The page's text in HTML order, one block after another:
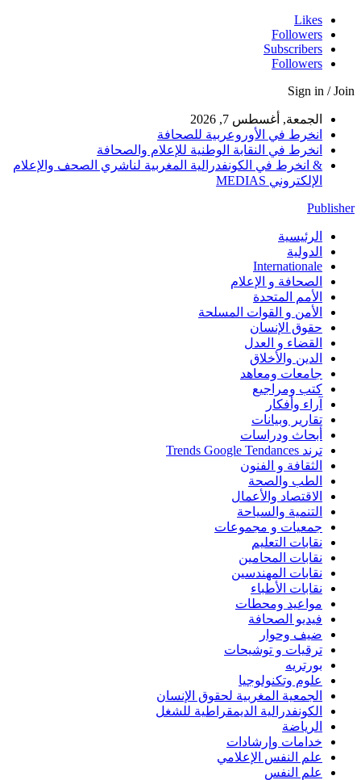
Likes
Followers
Subscribers
Followers
Sign in / Join
الجمعة, أغسطس 7, 2026
انخرط في الأوروعربية للصحافة
انخرط في النقابة الوطنية للإعلام والصحافة
& انخرط في الكونفدرالية المغربية لناشري الصحف والإعلام
الإلكتروني MEDIAS
Publisher
الرئيسية
الدولية
Internationale
الصحافة و الإعلام
الأمم المتحدة
الأمن و القوات المسلحة
حقوق الإنسان
القضاء و العدل
الدين والأخلاق
جامعات ومعاهد
كتب ومراجيع
آراء وأفكار
تقارير وبيانات
أبحاث ودراسات
ترند Trends Google Tendances
الثقافة و الفنون
الطب والصحة
الاقتصاد والأعمال
التنمية والسياحة
جمعيات و مجموعات
نقابات التعليم
نقابات المحامين
نقابات المهندسين
نقابات الأطباء
مواعيد ومحطات
فيديو الصحافة
ضيف وحوار
ترقيات و توشيحات
بورتريه
علوم وتكنولوجيا
الجمعية المغربية لحقوق الإنسان
الكونفدرالية الديمقراطية للشغل
الرياضة
خدامات وإرشادات
علم النفس الإعلامي
علم النفس